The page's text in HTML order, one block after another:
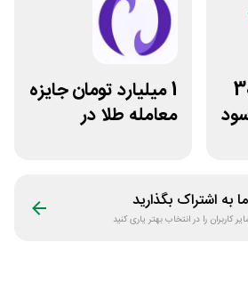
300
1 میلیارد تومان جایزه
معامله طلا در
به اشتراک بگذارید
را در انتخاب بهتر یاری کنید